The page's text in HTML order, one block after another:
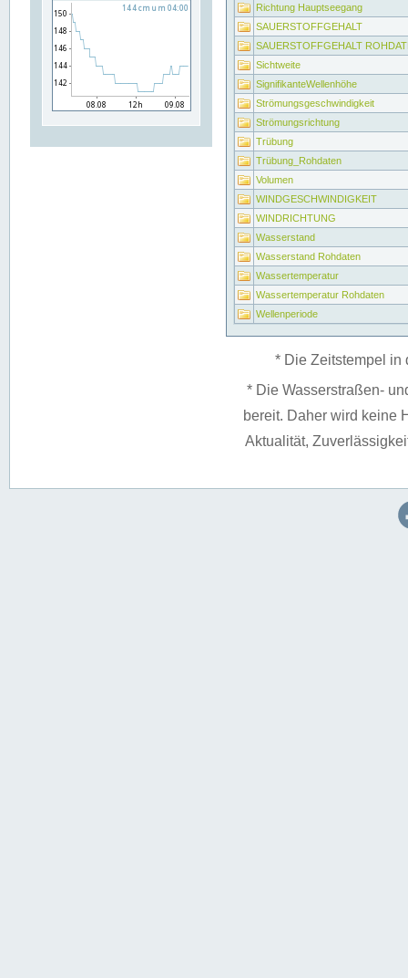
Richtung Hauptseegang
SAUERSTOFFGEHALT
SAUERSTOFFGEHALT
Sichtweite
SignifikanteWellenhöhe
Strömungsgeschwindigkeit
Strömungsrichtung
Trübung
Trübung_Rohdaten
Volumen
WINDGESCHWINDIGKEIT
WINDRICHTUNG
Wasserstand
Wasserstand Rohdaten
Wassertemperatur
Wassertemperatur Rohdaten
Wellenperiode
* Die Zeitstempel in
* Die Wasserstraßen-
bereit. Daher wird keine
Aktualität,